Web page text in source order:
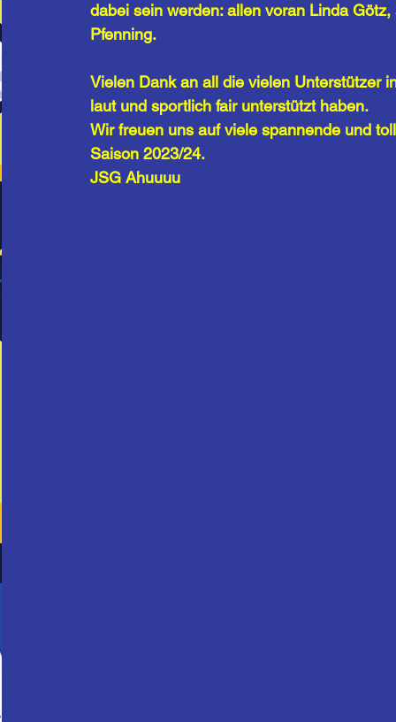
dabei sein werden: allen voran Linda
Pfenning.
Vielen Dank an all die vielen Unterstützer
laut und sportlich fair unterstützt haben.
Wir freuen uns auf viele spannende und
Saison 2023/24.
JSG Ahuuuu